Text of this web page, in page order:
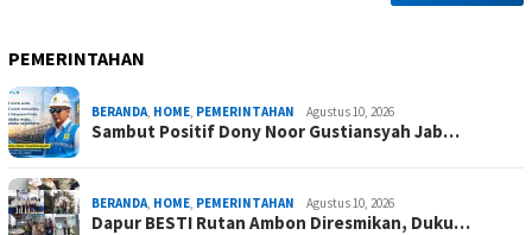
PEMERINTAHAN
BERANDA, HOME, PEMERINTAHAN Agustus 10, 2026
Sambut Positif Dony Noor Gustiansyah Jab…
BERANDA, HOME, PEMERINTAHAN Agustus 10, 2026
Dapur BESTI Rutan Ambon Diresmikan, Duku…